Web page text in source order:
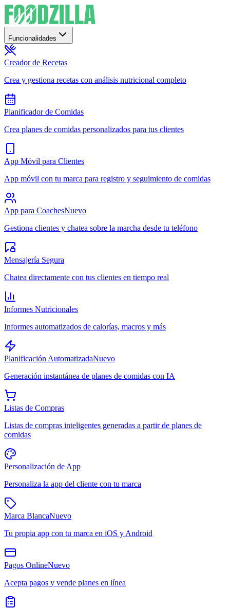
Funcionalidades
Creador de Recetas
Crea y gestiona recetas con análisis nutricional completo
Planificador de Comidas
Crea planes de comidas personalizados para tus clientes
App Móvil para Clientes
App móvil con tu marca para registro y seguimiento de comidas
App para CoachesNuevo
Gestiona clientes y chatea sobre la marcha desde tu teléfono
Mensajería Segura
Chatea directamente con tus clientes en tiempo real
Informes Nutricionales
Informes automatizados de calorías, macros y más
Planificación AutomatizadaNuevo
Generación instantánea de planes de comidas con IA
Listas de Compras
Listas de compras inteligentes generadas a partir de planes de
comidas
Personalización de App
Personaliza la app del cliente con tu marca
Marca BlancaNuevo
Tu propia app con tu marca en iOS y Android
Pagos OnlineNuevo
Acepta pagos y vende planes en línea